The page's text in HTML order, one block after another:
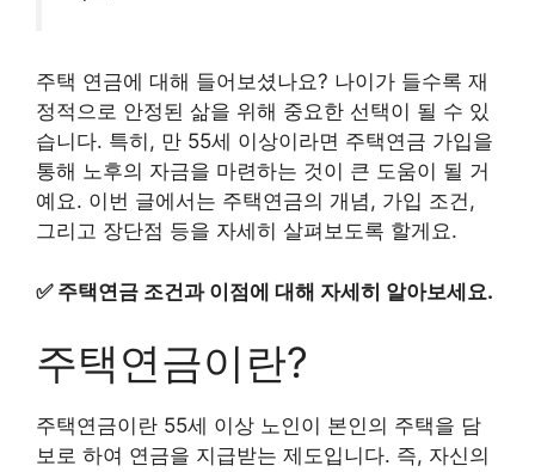
주택 연금에 대해 들어보셨나요? 나이가 들수록 재
정적으로 안정된 삶을 위해 중요한 선택이 될 수 있
습니다. 특히, 만 55세 이상이라면 주택연금 가입을
통해 노후의 자금을 마련하는 것이 큰 도움이 될 거
예요. 이번 글에서는 주택연금의 개념, 가입 조건,
그리고 장단점 등을 자세히 살펴보도록 할게요.
✅ 주택연금 조건과 이점에 대해 자세히 알아보세요.
주택연금이란?
주택연금이란 55세 이상 노인이 본인의 주택을 담
보로 하여 연금을 지급받는 제도입니다. 즉, 자신의